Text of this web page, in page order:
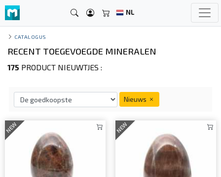
NL
CATALOGUS
RECENT TOEGEVOEGDE MINERALEN
175 PRODUCT NIEUWTJES :
Nieuws
NEW NEW